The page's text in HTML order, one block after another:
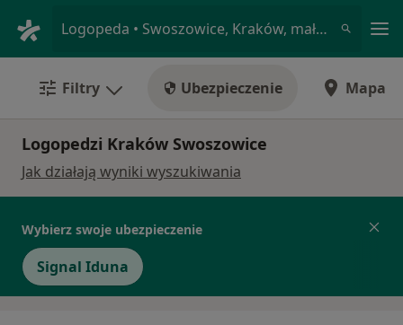
Logopeda • Swoszowice, Kraków, małopolskie
Filtry Ubezpieczenie Mapa
Logopedzi Kraków Swoszowice
Jak działają wyniki wyszukiwania
Wybierz swoje ubezpieczenie
Signal Iduna